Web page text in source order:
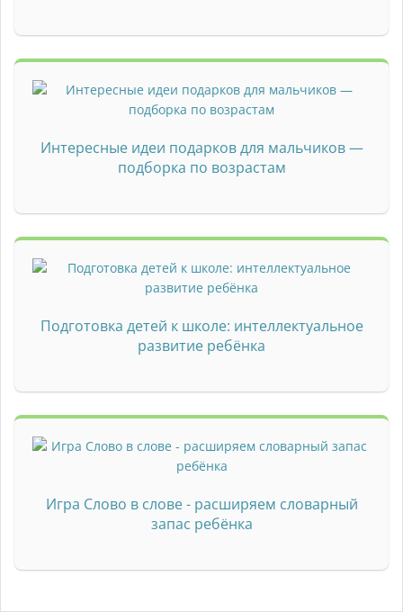
Интересные идеи подарков для мальчиков —
подборка по возрастам
Подготовка детей к школе: интеллектуальное
развитие ребёнка
Игра Слово в слове - расширяем словарный
запас ребёнка